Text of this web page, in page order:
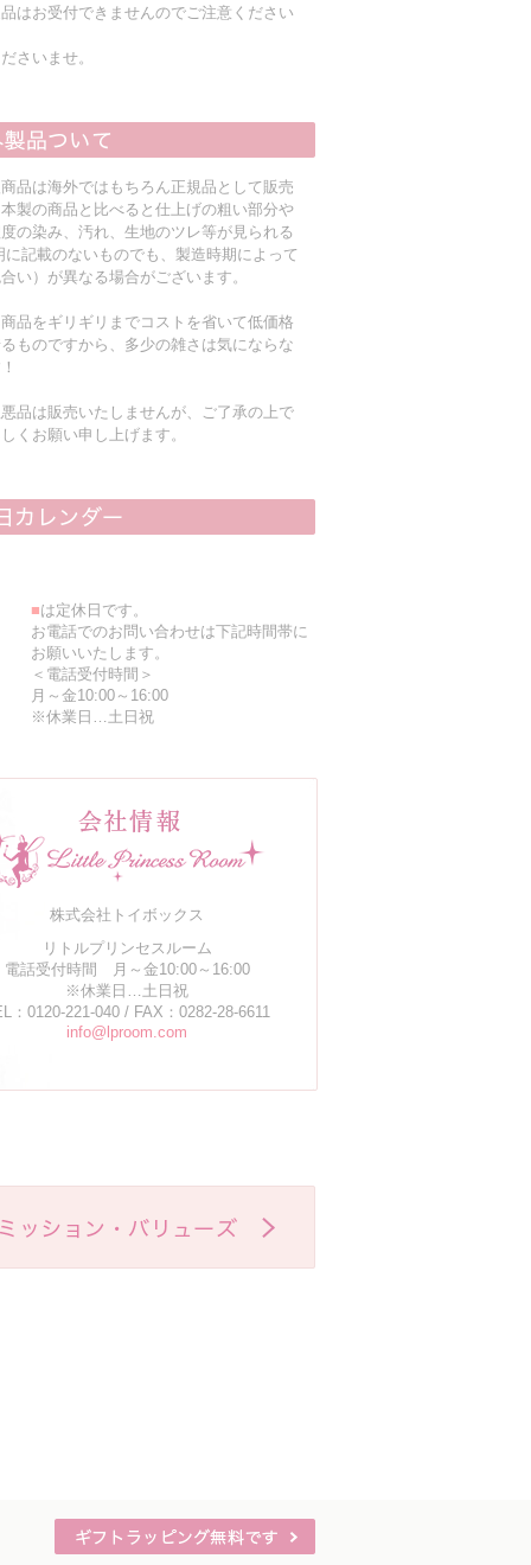
はお受付できませんのでご注意ください
さいませ。
品は海外ではもちろん正規品として販売
製の商品と比べると仕上げの粗い部分や
の染み、汚れ、生地のツレ等が見られる
記載のないものでも、製造時期によって
い）が異なる場合がございます。
品をギリギリまでコストを省いて低価格
ものですから、多少の雑さは気にならな
品は販売いたしませんが、ご了承の上で
くお願い申し上げます。
■は定休日です。
お電話でのお問い合わせは下記時間帯に
お願いいたします。
＜電話受付時間＞
月～金10:00～16:00
※休業日…土日祝
株式会社トイボックス
リトルプリンセスルーム
電話受付時間 月～金10:00～16:00
※休業日…土日祝
：0120-221-040 / FAX：0282-28-6611
info@lproom.com